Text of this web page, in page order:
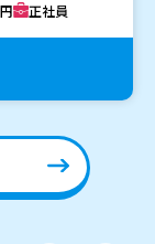
正社員